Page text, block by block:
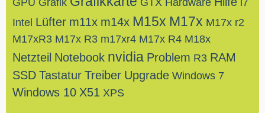
GPU Grafik GTX Hardware
i7
Intel Lüfter m11x m14x M15x M17x M17x r2
M17xR3 M17x R3 m17xr4 M17x R4 M18x
Netzteil Notebook nvidia Problem R3 RAM
SSD Tastatur Treiber Upgrade Windows 7
Windows 10 X51 XPS